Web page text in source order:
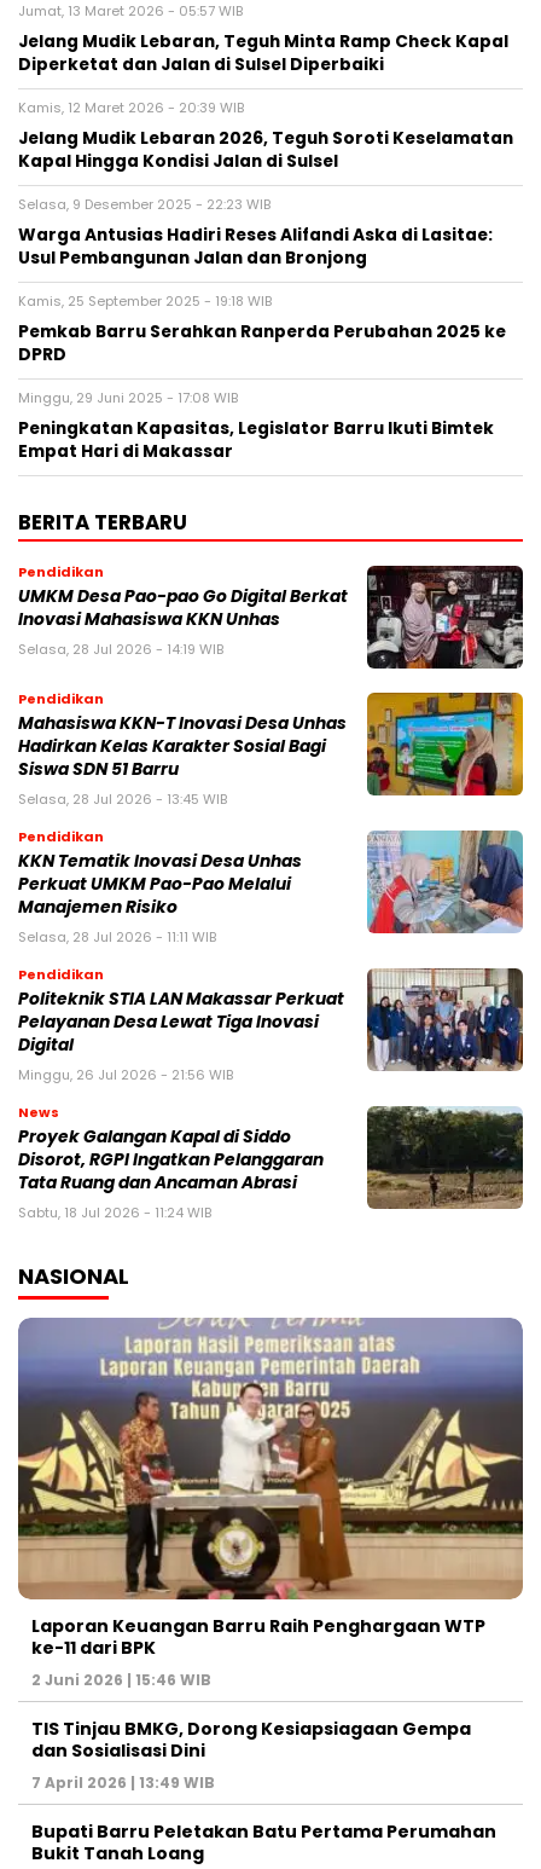
Jumat, 13 Maret 2026 - 05:57 WIB
Jelang Mudik Lebaran, Teguh Minta Ramp Check Kapal
Diperketat dan Jalan di Sulsel Diperbaiki
Kamis, 12 Maret 2026 - 20:39 WIB
Jelang Mudik Lebaran 2026, Teguh Soroti Keselamatan
Kapal Hingga Kondisi Jalan di Sulsel
Selasa, 9 Desember 2025 - 22:23 WIB
Warga Antusias Hadiri Reses Alifandi Aska di Lasitae:
Usul Pembangunan Jalan dan Bronjong
Kamis, 25 September 2025 - 19:18 WIB
Pemkab Barru Serahkan Ranperda Perubahan 2025 ke
DPRD
Minggu, 29 Juni 2025 - 17:08 WIB
Peningkatan Kapasitas, Legislator Barru Ikuti Bimtek
Empat Hari di Makassar
BERITA TERBARU
Pendidikan
UMKM Desa Pao-pao Go Digital Berkat
Inovasi Mahasiswa KKN Unhas
Selasa, 28 Jul 2026 - 14:19 WIB
Pendidikan
Mahasiswa KKN-T Inovasi Desa Unhas
Hadirkan Kelas Karakter Sosial Bagi
Siswa SDN 51 Barru
Selasa, 28 Jul 2026 - 13:45 WIB
Pendidikan
KKN Tematik Inovasi Desa Unhas
Perkuat UMKM Pao-Pao Melalui
Manajemen Risiko
Selasa, 28 Jul 2026 - 11:11 WIB
Pendidikan
Politeknik STIA LAN Makassar Perkuat
Pelayanan Desa Lewat Tiga Inovasi
Digital
Minggu, 26 Jul 2026 - 21:56 WIB
News
Proyek Galangan Kapal di Siddo
Disorot, RGPI Ingatkan Pelanggaran
Tata Ruang dan Ancaman Abrasi
Sabtu, 18 Jul 2026 - 11:24 WIB
NASIONAL
Laporan Keuangan Barru Raih Penghargaan WTP
ke-11 dari BPK
2 Juni 2026 | 15:46 WIB
TIS Tinjau BMKG, Dorong Kesiapsiagaan Gempa
dan Sosialisasi Dini
7 April 2026 | 13:49 WIB
Bupati Barru Peletakan Batu Pertama Perumahan
Bukit Tanah Loang